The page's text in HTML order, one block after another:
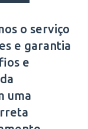
o serviço
e garantia
e
uma